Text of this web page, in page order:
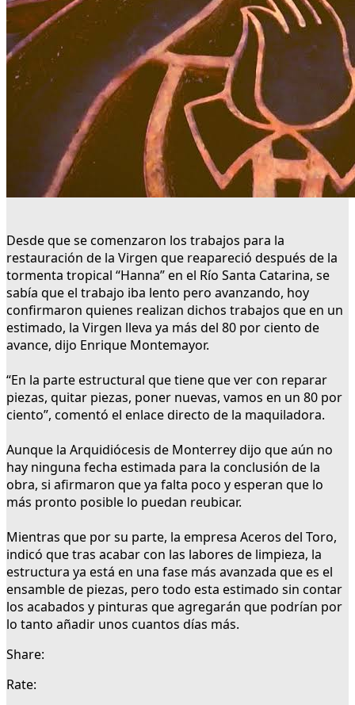
Desde que se comenzaron los trabajos para la
restauración de la Virgen que reapareció después de la
tormenta tropical “Hanna” en el Río Santa Catarina, se
sabía que el trabajo iba lento pero avanzando, hoy
confirmaron quienes realizan dichos trabajos que en un
estimado, la Virgen lleva ya más del 80 por ciento de
avance, dijo Enrique Montemayor.
“En la parte estructural que tiene que ver con reparar
piezas, quitar piezas, poner nuevas, vamos en un 80 por
ciento”, comentó el enlace directo de la maquiladora.
Aunque la Arquidiócesis de Monterrey dijo que aún no
hay ninguna fecha estimada para la conclusión de la
obra, si afirmaron que ya falta poco y esperan que lo
más pronto posible lo puedan reubicar.
Mientras que por su parte, la empresa Aceros del Toro,
indicó que tras acabar con las labores de limpieza, la
estructura ya está en una fase más avanzada que es el
ensamble de piezas, pero todo esta estimado sin contar
los acabados y pinturas que agregarán que podrían por
lo tanto añadir unos cuantos días más.
Share:
Rate: